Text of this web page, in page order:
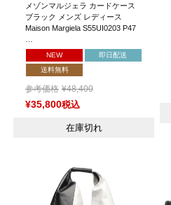
メゾンマルジェラ カードケース
ブラック メンズ レディース
Maison Margiela S55UI0203 P47
NEW
即日配送
送料無料
参考価格 ¥48,400
¥35,800税込
在庫切れ